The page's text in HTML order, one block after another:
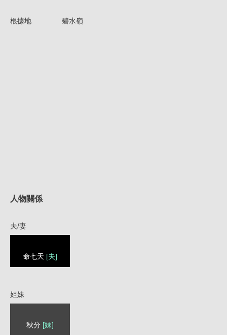
根據地 碧水嶺
人物關係
夫/妻
命七天 [夫]
姐妹
秋分 [妹]